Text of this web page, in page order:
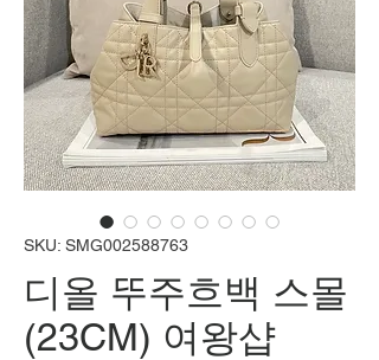
SKU: SMG002588763
디올 뚜주흐백 스몰
(23CM) 여왕샵